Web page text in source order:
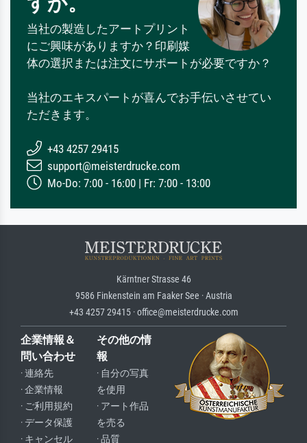
当社の製造したアートプリント
にご興味がありますか？印刷媒
体の選択または注文にサポートが必要ですか？
当社のエキスパートが喜んでお手伝いさせてい
ただきます。
+43 4257 29415
support@meisterdrucke.com
Mo-Do: 7:00 - 16:00 | Fr: 7:00 - 13:00
Kärntner Strasse 46
9586 Finkenstein am Faaker See · Austria
+43 4257 29415 · office@meisterdrucke.com
企業情報＆
問い合わせ
· 連絡先
· 企業情報
· ご利用規約
· データ保護
· キャンセル
その他の情
報
· 自分の写真
を使用
· アート作品
を売る
· 品質